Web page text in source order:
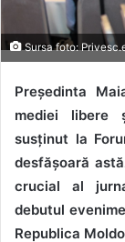
Sursa foto:
Președinta
mediei libere
susținut la
desfășoară
crucial al
debutul
Republica